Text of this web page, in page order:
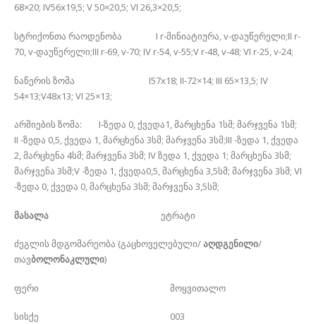
68×20; IV56x19,5; V 50×20,5; VI 26,3×20,5;
სტრიქონთა რაოდენობა I r-მინიატიურა, v-დაუწერელი;II r-
70, v-დაუწერელი;III r-69, v-70; IV r-54, v-55;V r-48, v-48; VI r-25, v-24;
ნაწერის ზომა I57x18; II-72×14; III 65×13,5; IV
54×13;V48x13; VI 25×13;
არშიების ზომა: I-ზედა 0, ქვედა1, მარცხენა 1სმ; მარჯვენა 1სმ;
II -ზედა 0,5, ქვედა 1, მარცხენა 3სმ; მარჯვენა 3სმ;III -ზედა 1, ქვედა
2, მარცხენა 4სმ; მარჯვენა 3სმ; IV ზედა 1, ქვედა 1; მარცხენა 3სმ;
მარჯვენა 3სმ;V -ზედა 1, ქვედა0,5, მარცხენა 3,5სმ; მარჯვენა 3სმ; VI
-ზედა 0, ქვედა 0, მარცხენა 3სმ; მარჯვენა 3,5სმ;
მასალა ეტრატი
ძეგლის მდგომარეობა (გაცხოველებული/აღდგენილი/
თავბოლონაკლული)
ფერი მოყვითალო
სისქე 003